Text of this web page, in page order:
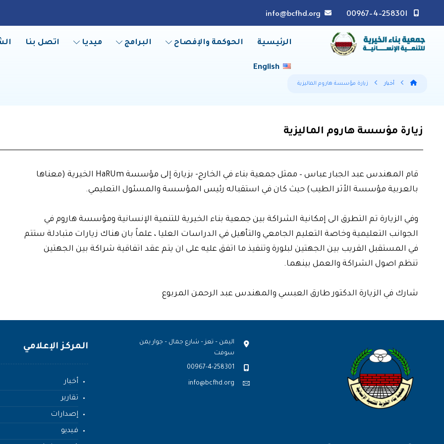
00967-4-258301
info@bcfhd.org
الرئيسية الحوكمة والإفصاح البرامج ميديا اتصل بنا
English
أخبار زيارة مؤسسة هاروم الماليزية
زيارة مؤسسة هاروم الماليزية
قام المهندس عبد الجبار عباس – ممثل جمعية بناء في الخارج- بزيارة إلى مؤسسة HaRUm الخيرية (معناها
بالعربية مؤسسة الأثر الطيب) حيث كان في استقباله رئيس المؤسسة والمسئول التعليمي.
وفي الزيارة تم التطرق الى إمكانية الشراكة بين جمعية بناء الخيرية للتنمية الإنسانية ومؤسسة هاروم في
الجوانب التعليمية وخاصة التعليم الجامعي والتأهيل في الدراسات العليا ، علماً بان هناك زيارات متبادلة ستتم
في المستقبل القريب بين الجهتين لبلورة وتنفيذ ما اتفق عليه على ان يتم عقد اتفاقية شراكة بين الجهتين
تنظم اصول الشراكة والعمل بينهما.
شارك في الزيارة الدكتور طارق العبسي والمهندس عبد الرحمن المربوع
اليمن – تعز – شارع جمال – جوار يمن
سوفت
00967-4-258301
info@bcfhd.org
المركز الإعلامي
أخبار
تقارير
إصدارات
فيديو